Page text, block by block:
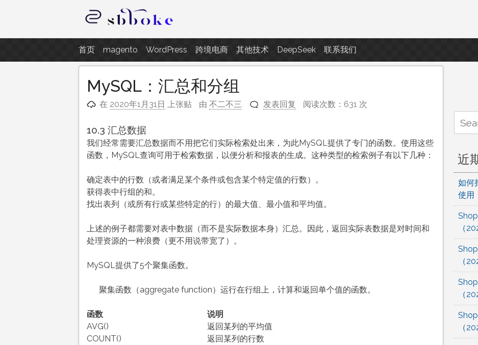
至
内
容
记录跨境电商独立站开发遇到的点点滴滴
首页 magento WordPress 跨境电商 其他技术 DeepSeek 联系我们
MySQL：汇总和分组
在 2020年1月31日 上张贴 由不二不三 发表回复 阅读次数：631 次
10.3 汇总数据
我们经常需要汇总数据而不用把它们实际检索处出来，为此MySQL提供了专门的函数。使用这些
函数，MySQL查询可用于检索数据，以便分析和报表的生成。这种类型的检索例子有以下几种：
确定表中的行数（或者满足某个条件或包含某个特定值的行数）。
获得表中行组的和。
找出表列（或所有行或某些特定的行）的最大值、最小值和平均值。
上述的例子都需要对表中数据（而不是实际数据本身）汇总。因此，返回实际表数据是对时间和
处理资源的一种浪费（更不用说带宽了）。
MySQL提供了5个聚集函数。
聚集函数（aggregate function）运行在行组上，计算和返回单个值的函数。
函数
说明
AVG()
返回某列的平均值
COUNT()
返回某列的行数
for:
近
如何
使用
（
（
（
（